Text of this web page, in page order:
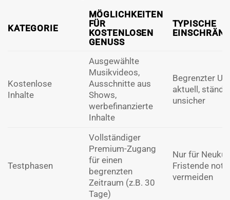
KATEGORIE
MÖGLICHKEITEN
FÜR
KOSTENLOSEN
GENUSS
TYPISCHE
Kostenlose
Inhalte
Ausgewählte
Musikvideos,
Ausschnitte aus
Shows,
werbefinanzierte
Inhalte
Begrenzter
aktuell,
unsicher
Testphasen
Vollständiger
Premium-Zugang
für einen
begrenzten
Zeitraum (z.B. 30
Tage)
Nur für
Fristende
vermeiden